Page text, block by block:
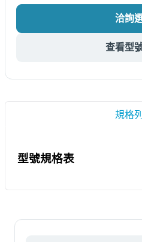
洽詢
查看型
規格
型號規格表